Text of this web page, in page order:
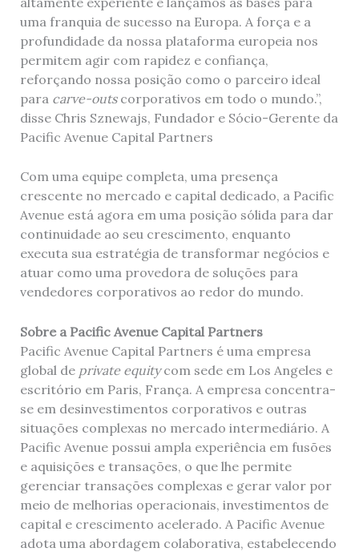
uma franquia de sucesso na Europa. A força e a
profundidade da nossa plataforma europeia nos
permitem agir com rapidez e confiança,
reforçando nossa posição como o parceiro ideal
para carve-outscorporativos em todo o mundo.”,
disse Chris Sznewajs, Fundador e Sócio-Gerente da
Pacific Avenue Capital Partners
Com uma equipe completa, uma presença
crescente no mercado e capital dedicado, a Pacific
Avenue está agora em uma posição sólida para dar
continuidade ao seu crescimento, enquanto
executa sua estratégia de transformar negócios e
atuar como uma provedora de soluções para
vendedores corporativos ao redor do mundo.
Sobre a Pacific Avenue Capital Partners
Pacific Avenue Capital Partners é uma empresa
global de private equitycom sede em Los Angeles e
escritório em Paris, França. A empresa concentra-
se em desinvestimentos corporativos e outras
situações complexas no mercado intermediário. A
Pacific Avenue possui ampla experiência em fusões
e aquisições e transações, o que lhe permite
gerenciar transações complexas e gerar valor por
meio de melhorias operacionais, investimentos de
capital e crescimento acelerado. A Pacific Avenue
adota uma abordagem colaborativa, estabelecendo